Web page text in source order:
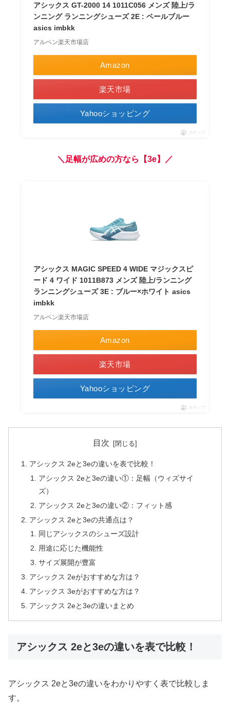
アシックス GT-2000 14 1011C056 メンズ 陸上/ラ
ンニング ランニングシューズ 2E : ペールブルー
asics imbkk
アルペン楽天市場店
Amazon
楽天市場
Yahooショッピング
ポチップ
＼足幅が広めの方なら【3e】／
アシックス MAGIC SPEED 4 WIDE マジックスピ
ード 4 ワイド 1011B873 メンズ 陸上/ランニング
ランニングシューズ 3E : ブルー×ホワイト asics
imbkk
アルペン楽天市場店
Amazon
楽天市場
Yahooショッピング
ポチップ
目次
アシックス 2eと3eの違いを表で比較！
アシックス 2eと3eの違い①：足幅（ウィズサイ
ズ）
アシックス 2eと3eの違い②：フィット感
アシックス 2eと3eの共通点は？
同じアシックスのシューズ設計
用途に応じた機能性
サイズ展開が豊富
アシックス 2eがおすすめな方は？
アシックス 3eがおすすめな方は？
アシックス 2eと3eの違いまとめ
アシックス 2eと3eの違いを表で比較！
アシックス 2eと3eの違いをわかりやすく表で比較しま
す。